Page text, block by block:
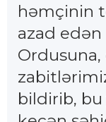
həmçinin
azad
bildirib, bu